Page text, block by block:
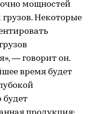
мощностей
Некоторые
— говорит он.
время будет
будет